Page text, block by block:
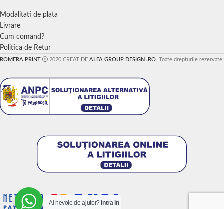
Modalitati de plata
Livrare
Cum comand?
Politica de Retur
ROMERA PRINT 2020 CREAT DE ALFA GROUP DESIGN .RO . Toate drepturile rezervate.
Ai nevoie de ajutor? Intra in